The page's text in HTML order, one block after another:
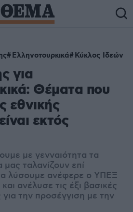
Ελληνοτουρκικά Κύκλος Ιδεών
για
Θέματα που
εθνικής
εκτός
με γενναιότητα τα
μας ταλανίζουν επί
λύσουμε ανέφερε ο ΥΠΕΞ
ανέλυσε τις έξι βασικές
την προσέγγιση με την